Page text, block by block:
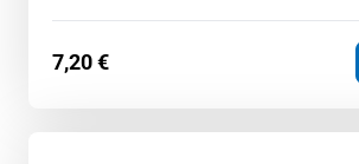
7,20€